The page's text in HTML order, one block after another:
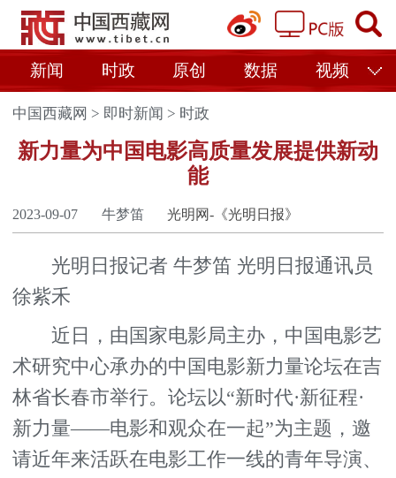
新闻 时政 原创 数据 视频
中国西藏网 > 即时新闻 > 时政
新力量为中国电影高质量发展提供新动
能
2023-09-07 牛梦笛 光明网-《光明日报》
光明日报记者 牛梦笛 光明日报通讯员
徐紫禾
近日，由国家电影局主办，中国电影艺
术研究中心承办的中国电影新力量论坛在吉
林省长春市举行。论坛以“新时代·新征程·
新力量——电影和观众在一起”为主题，邀
请近年来活跃在电影工作一线的青年导演、